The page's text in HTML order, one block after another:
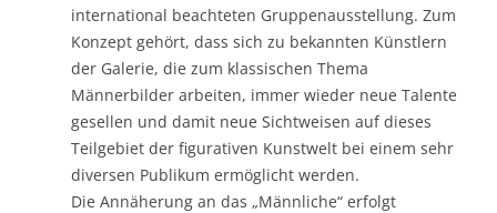
international beachteten Gruppenausstellung. Zum
Konzept gehört, dass sich zu bekannten Künstlern
der Galerie, die zum klassischen Thema
Männerbilder arbeiten, immer wieder neue Talente
gesellen und damit neue Sichtweisen auf dieses
Teilgebiet der figurativen Kunstwelt bei einem sehr
diversen Publikum ermöglicht werden.
Die Annäherung an das „Männliche“ erfolgt